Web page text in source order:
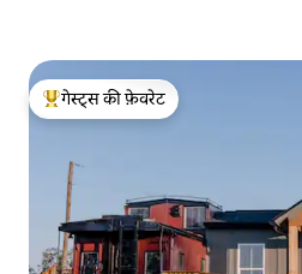
गेस्ट्स का टॉप फ़ेवरेट
गेस्ट्स की फ़ेवरेट